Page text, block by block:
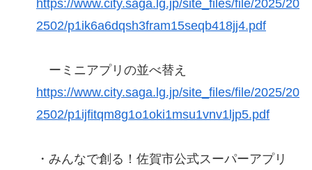
https://www.city.saga.lg.jp/site_files/file/2025/20
2502/p1ik6a6dqsh3fram15seqb418jj4.pdf
ーミニアプリの並べ替え
https://www.city.saga.lg.jp/site_files/file/2025/20
2502/p1ijfitqm8g1o1oki1msu1vnv1ljp5.pdf
・みんなで創る！佐賀市公式スーパーアプリ